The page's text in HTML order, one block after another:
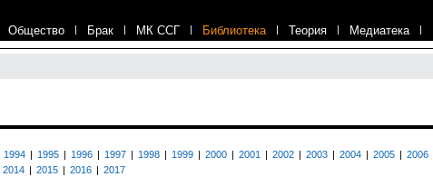
Общество | Брак | МК ССГ | Библиотека | Теория | Медиатека |
1994 | 1995 | 1996 | 1997 | 1998 | 1999 | 2000 | 2001 | 2002 | 2003 | 2004 | 2005 | 2006
2014 | 2015 | 2016 | 2017